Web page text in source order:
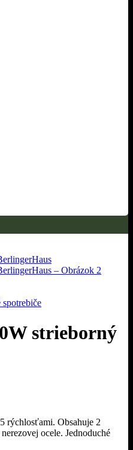
strieborný
rýchlosťami. Obsahuje 2
ocele. Jednoduché